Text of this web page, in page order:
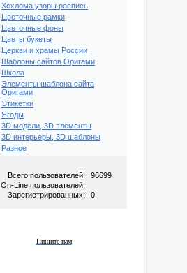
Хохлома узоры роспись
Цветочные рамки
Цветочные фоны
Цветы букеты
Церкви и храмы России
Шаблоны сайтов Оригами
Школа
Элементы шаблона сайта
Оригами
Этикетки
Ягоды
3D модели, 3D элементы
3D интерьеры, 3D шаблоны
Разное
Всего пользователей:
96699
On-Line пользователей:
Зарегистрированных:
0
Пишите нам